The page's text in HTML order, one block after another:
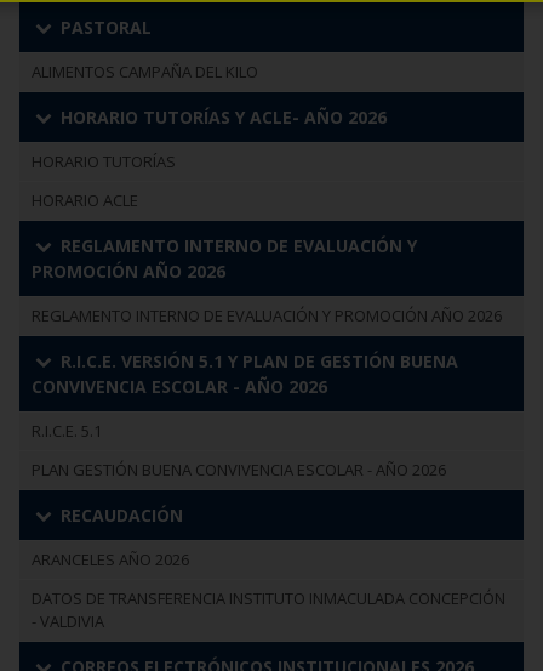
PASTORAL
ALIMENTOS CAMPAÑA DEL KILO
HORARIO TUTORÍAS Y ACLE- AÑO 2026
HORARIO TUTORÍAS
HORARIO ACLE
REGLAMENTO INTERNO DE EVALUACIÓN Y
PROMOCIÓN AÑO 2026
REGLAMENTO INTERNO DE EVALUACIÓN Y PROMOCIÓN AÑO 2026
R.I.C.E. VERSIÓN 5.1 Y PLAN DE GESTIÓN BUENA
CONVIVENCIA ESCOLAR - AÑO 2026
R.I.C.E. 5.1
PLAN GESTIÓN BUENA CONVIVENCIA ESCOLAR - AÑO 2026
RECAUDACIÓN
ARANCELES AÑO 2026
DATOS DE TRANSFERENCIA INSTITUTO INMACULADA CONCEPCIÓN
- VALDIVIA